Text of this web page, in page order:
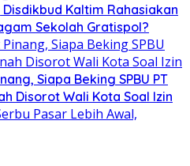
Kaltim Rahasiakan
Sekolah Gratispol?
Siapa Beking SPBU PT
Disorot Wali Kota Soal Izin